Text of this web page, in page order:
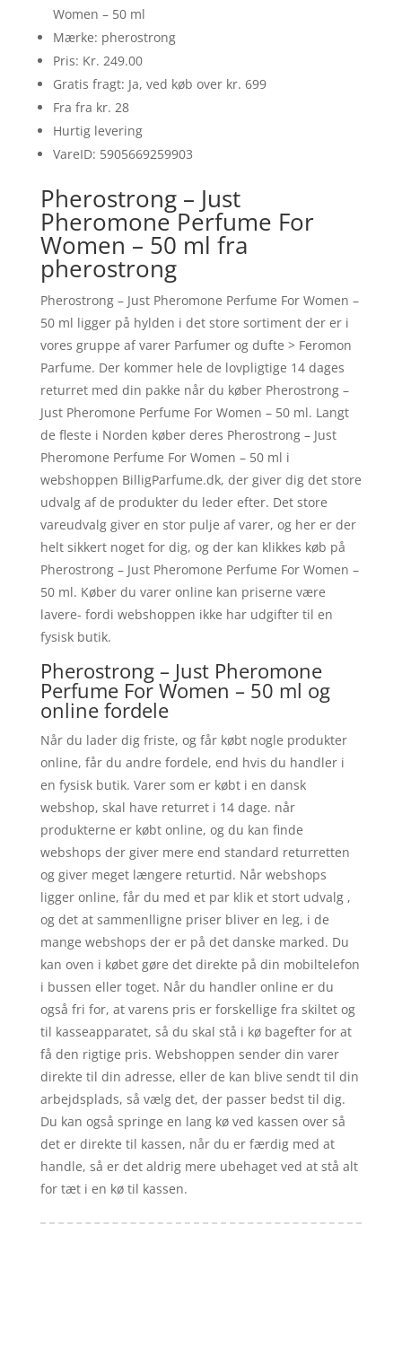
Women – 50 ml
Mærke: pherostrong
Pris: Kr. 249.00
Gratis fragt: Ja, ved køb over kr. 699
Fra fra kr. 28
Hurtig levering
VareID: 5905669259903
Pherostrong – Just
Pheromone Perfume For
Women – 50 ml fra
pherostrong
Pherostrong – Just Pheromone Perfume For Women –
50 ml ligger på hylden i det store sortiment der er i
vores gruppe af varer Parfumer og dufte > Feromon
Parfume. Der kommer hele de lovpligtige 14 dages
returret med din pakke når du køber Pherostrong –
Just Pheromone Perfume For Women – 50 ml. Langt
de fleste i Norden køber deres Pherostrong – Just
Pheromone Perfume For Women – 50 ml i
webshoppen BilligParfume.dk, der giver dig det store
udvalg af de produkter du leder efter. Det store
vareudvalg giver en stor pulje af varer, og her er der
helt sikkert noget for dig, og der kan klikkes køb på
Pherostrong – Just Pheromone Perfume For Women –
50 ml. Køber du varer online kan priserne være
lavere- fordi webshoppen ikke har udgifter til en
fysisk butik.
Pherostrong – Just Pheromone
Perfume For Women – 50 ml og
online fordele
Når du lader dig friste, og får købt nogle produkter
online, får du andre fordele, end hvis du handler i
en fysisk butik. Varer som er købt i en dansk
webshop, skal have returret i 14 dage. når
produkterne er købt online, og du kan finde
webshops der giver mere end standard returretten
og giver meget længere returtid. Når webshops
ligger online, får du med et par klik et stort udvalg ,
og det at sammenlligne priser bliver en leg, i de
mange webshops der er på det danske marked. Du
kan oven i købet gøre det direkte på din mobiltelefon
i bussen eller toget. Når du handler online er du
også fri for, at varens pris er forskellige fra skiltet og
til kasseapparatet, så du skal stå i kø bagefter for at
få den rigtige pris. Webshoppen sender din varer
direkte til din adresse, eller de kan blive sendt til din
arbejdsplads, så vælg det, der passer bedst til dig.
Du kan også springe en lang kø ved kassen over så
det er direkte til kassen, når du er færdig med at
handle, så er det aldrig mere ubehaget ved at stå alt
for tæt i en kø til kassen.